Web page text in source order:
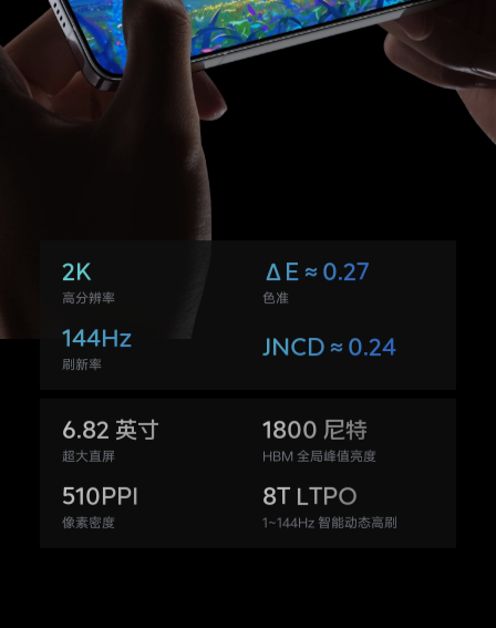
2K
高分辨率
ΔE≈0.27
色准
144Hz
刷新率
JNCD≈0.24
6.82 英寸
超大直屏
1800 尼特
HBM 全局峰值亮度
510PPI
像素密度
8T LTPO
1~144Hz 智能动态高刷